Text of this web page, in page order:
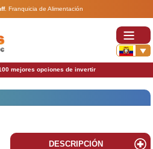
. Franquicia de Alimentación
mejores opciones de invertir
DESCRIPCIÓN